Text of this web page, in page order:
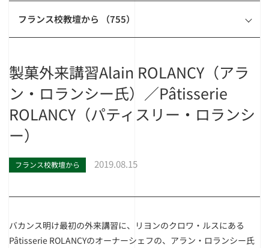
フランス校教壇から （755）
製菓外来講習Alain ROLANCY（アラ
ン・ロランシー氏）／Pâtisserie
ROLANCY（パティスリー・ロランシ
ー）
フランス校教壇から 2019.08.15
バカンス明け最初の外来講習に、リヨンのクロワ・ルスにある
Pâtisserie ROLANCYのオーナーシェフの、アラン・ロランシー氏